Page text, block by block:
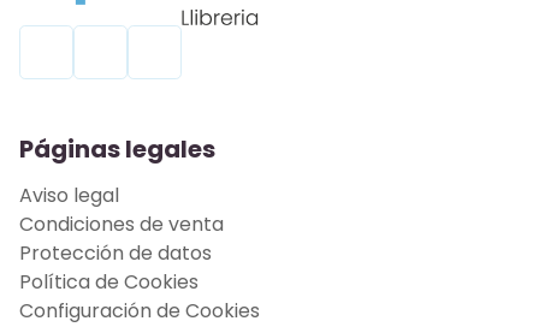
Páginas legales
Aviso legal
Condiciones de venta
Protección de datos
Política de Cookies
Configuración de Cookies